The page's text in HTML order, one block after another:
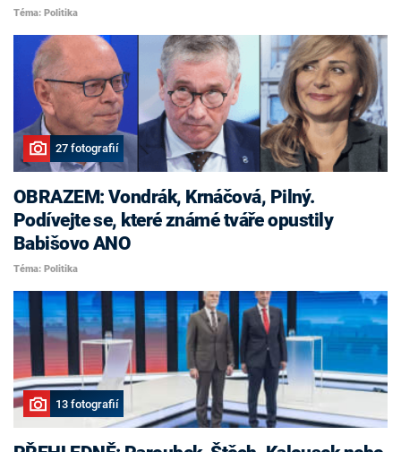
Téma: Politika
27 fotografií
OBRAZEM: Vondrák, Krnáčová, Pilný.
Podívejte se, které známé tváře opustily
Babišovo ANO
Téma: Politika
13 fotografií